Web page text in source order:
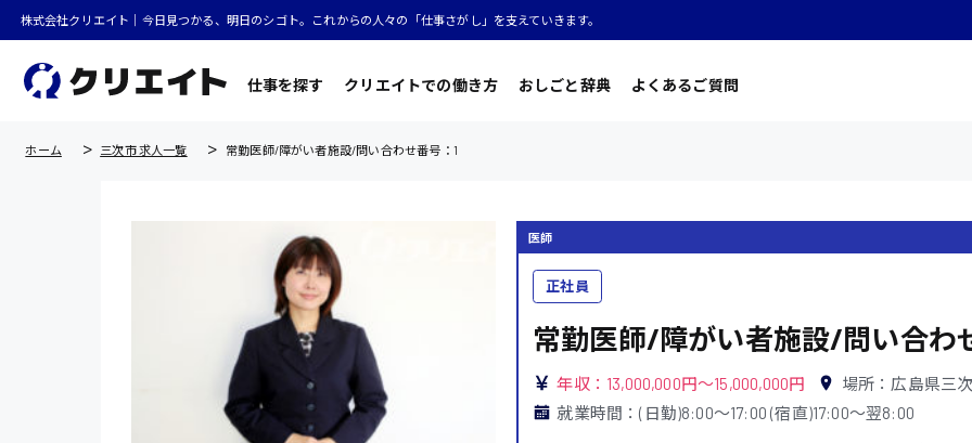
株式会社クリエイト｜今日見つかる、明日のシゴト。これからの人々の「仕事さがし」を支えていきます。
仕事を探す クリエイトでの働き方 おしごと辞典 よくあるご質問
ホーム 三次市 求人一覧 常勤医師/障がい者施設/問い合わせ番号：1
医師
正社員
常勤医師/障がい者施設/問い合わ
年収：13,000,000円～15,000,000円
場所：広島県三
就業時間：(日勤)8:00〜17:00 (宿直)17:00〜翌8:00